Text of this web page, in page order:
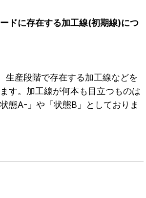
ードに存在する加工線(初期線)につ
生産段階で存在する加工線などを
す。加工線が何本も目立つものは
態A-」や「状態B」としておりま